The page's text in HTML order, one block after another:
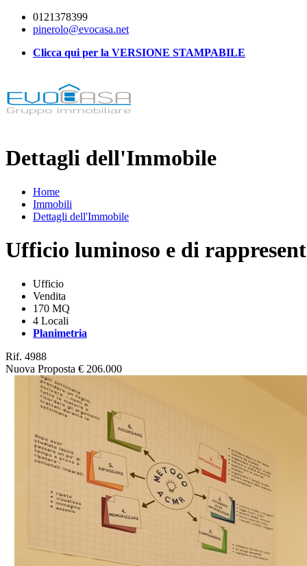
0121378399
pinerolo@evocasa.net
Clicca qui per la VERSIONE STAMPABILE
Dettagli dell'Immobile
Home
Immobili
Dettagli dell'Immobile
Ufficio luminoso e di
Ufficio
Vendita
170 MQ
4 Locali
Planimetria
Rif. 4988
Nuova Proposta € 206.000